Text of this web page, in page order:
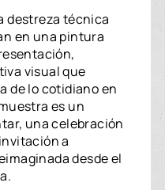
destreza técnica
en una pintura
visual que
de lo cotidiano en
es un
una celebración
a
desde el